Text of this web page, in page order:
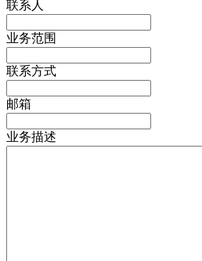
联系人
业务范围
联系方式
邮箱
业务描述